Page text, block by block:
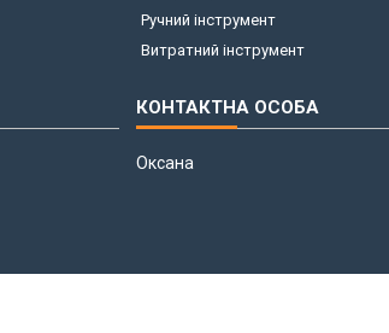
Ручний інструмент
Витратний інструмент
Оксана